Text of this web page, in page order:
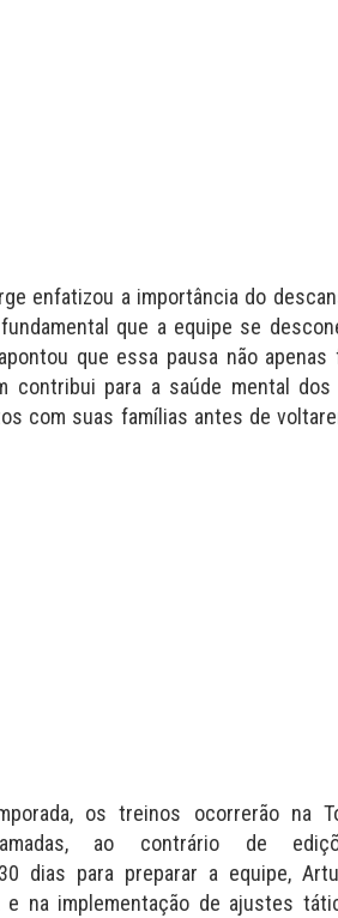
enfatizou a importância do
que a equipe se
que essa pausa não
contribui para a saúde mental
com suas famílias antes de
os treinos ocorrerão na
ao contrário de
30 dias para preparar a equipe,
e na implementação de ajustes